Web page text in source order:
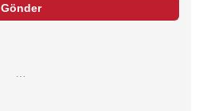
Gönder